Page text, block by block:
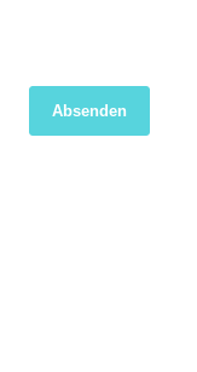
Absenden